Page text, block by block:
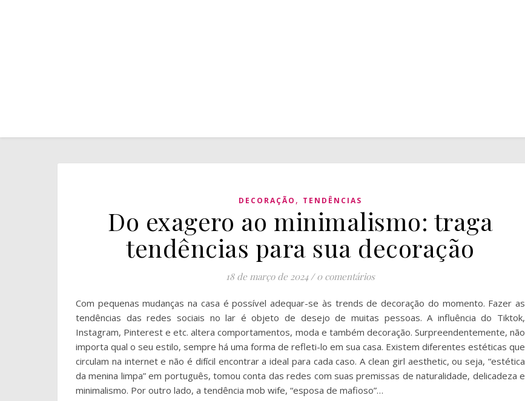
DECORAÇÃO , TENDÊNCIAS
Do exagero ao minimalismo: traga
tendências para sua decoração
18 de março de 2024 / 0 comentários
Com pequenas mudanças na casa é possível adequar-se às trends de decoração do momento. Fazer as
tendências das redes sociais no lar é objeto de desejo de muitas pessoas. A influência do Tiktok,
Instagram, Pinterest e etc. altera comportamentos, moda e também decoração. Surpreendentemente, não
importa qual o seu estilo, sempre há uma forma de refleti-lo em sua casa. Existem diferentes estéticas que
circulam na internet e não é difícil encontrar a ideal para cada caso. A clean girl aesthetic, ou seja, “estética
da menina limpa” em português, tomou conta das redes com suas premissas de naturalidade, delicadeza e
minimalismo. Por outro lado, a tendência mob wife, “esposa de mafioso”…